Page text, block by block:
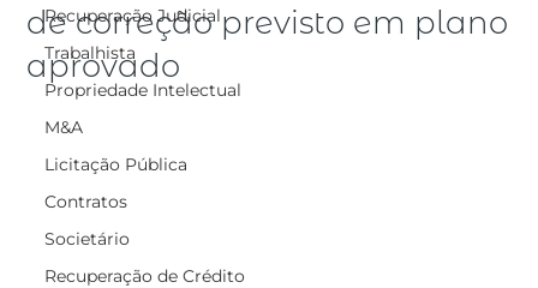
Recuperação Judicial
Trabalhista
Propriedade Intelectual
M&A
Licitação Pública
Contratos
Societário
Recuperação de Crédito
de correção previsto em plano
aprovado